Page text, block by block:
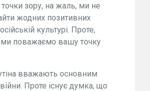
точки зору, на жаль, ми не
жодних позитивних
культурі. Проте,
поважаємо вашу точку
вважають основним
війни. Проте існує думка, що